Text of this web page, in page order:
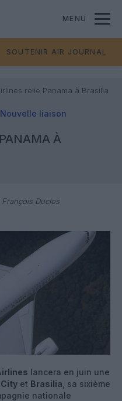
MENU
SOUTENIR AIR JOURNAL
relie Panama à Brasilia
Nouvelle liaison
À
François Duclos
lancera en juin une
et Brasilia , sa sixième
nationale